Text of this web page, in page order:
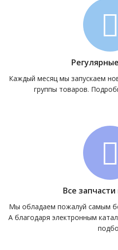
Каждый месяц мы запускаем
группы товаров.
Все
Мы обладаем пожалуй самым
А благодаря электронным